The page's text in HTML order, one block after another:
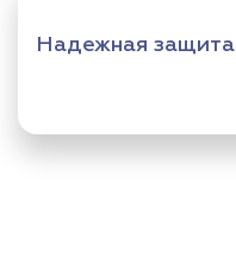
Надежная защита